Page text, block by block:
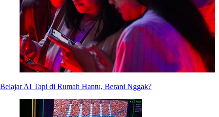
Belajar AI Tapi di Rumah Hantu, Berani Nggak?